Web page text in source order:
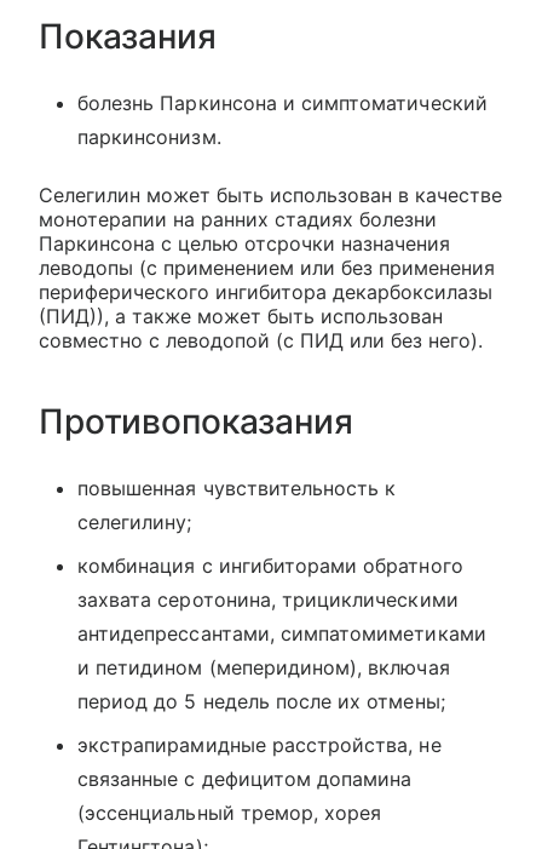
Показания
болезнь Паркинсона и симптоматический
паркинсонизм.
Селегилин может быть использован в качестве
монотерапии на ранних стадиях болезни
Паркинсона с целью отсрочки назначения
леводопы (с применением или без применения
периферического ингибитора декарбоксилазы
(ПИД)), а также может быть использован
совместно с леводопой (с ПИД или без него).
Противопоказания
повышенная чувствительность к
селегилину;
комбинация с ингибиторами обратного
захвата серотонина, трициклическими
антидепрессантами, симпатомиметиками
и петидином (меперидином), включая
период до 5 недель после их отмены;
экстрапирамидные расстройства, не
связанные с дефицитом допамина
(эссенциальный тремор, хорея